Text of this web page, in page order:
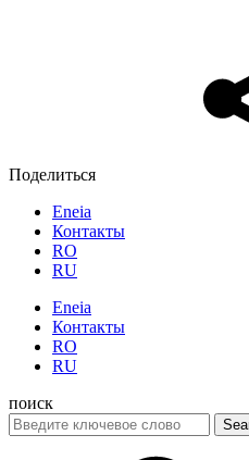
Поделиться
Eneia
Контакты
RO
RU
Eneia
Контакты
RO
RU
поиск